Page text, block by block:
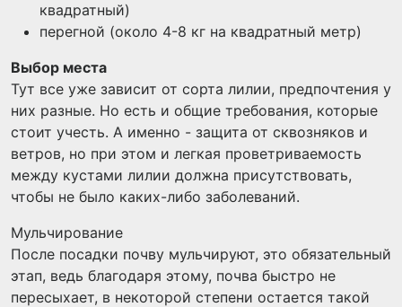
квадратный)
перегной (около 4-8 кг на квадратный метр)
Выбор места
Тут все уже зависит от сорта лилии, предпочтения у
них разные. Но есть и общие требования, которые
стоит учесть. А именно - защита от сквозняков и
ветров, но при этом и легкая проветриваемость
между кустами лилии должна присутствовать,
чтобы не было каких-либо заболеваний.
Мульчирование
После посадки почву мульчируют, это обязательный
этап, ведь благодаря этому, почва быстро не
пересыхает, в некоторой степени остается такой